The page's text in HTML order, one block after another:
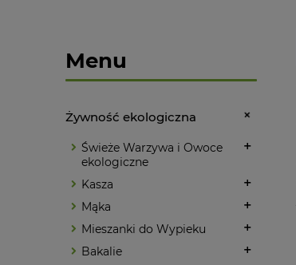
Menu
Żywność ekologiczna
Świeże Warzywa i Owoce
ekologiczne
Kasza
Mąka
Mieszanki do Wypieku
Bakalie